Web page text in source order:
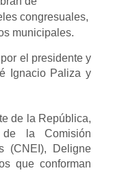
congresuales,
municipales.
el presidente y
Ignacio Paliza y
de la República,
la Comisión
(CNEI), Deligne
que conforman